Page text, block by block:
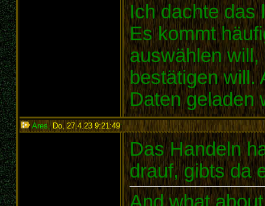
Ich dachte das
Es kommt
auswählen
bestätigen will.
Daten geladen
Ares, Do, 27.4.23 9:21:49:
Das Handeln
drauf, gibts da